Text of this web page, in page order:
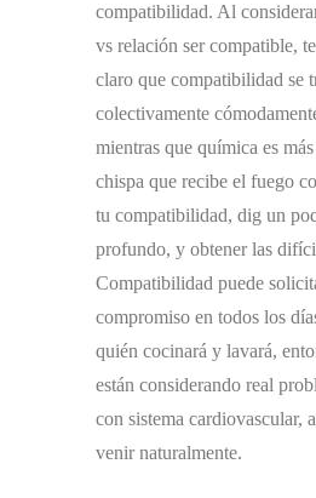
compatibilidad. Al
vs relación ser compatible,
claro que compatibilidad se
colectivamente
mientras que química es
chispa que recibe el fuego
tu compatibilidad, dig un
profundo, y obtener las
Compatibilidad puede
compromiso en todos los
quién cocinará y lavará,
están considerando real
con sistema cardiovascular,
venir naturalmente.